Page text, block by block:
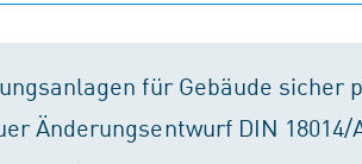
für Gebäude sicher
Änderungsentwurf DIN